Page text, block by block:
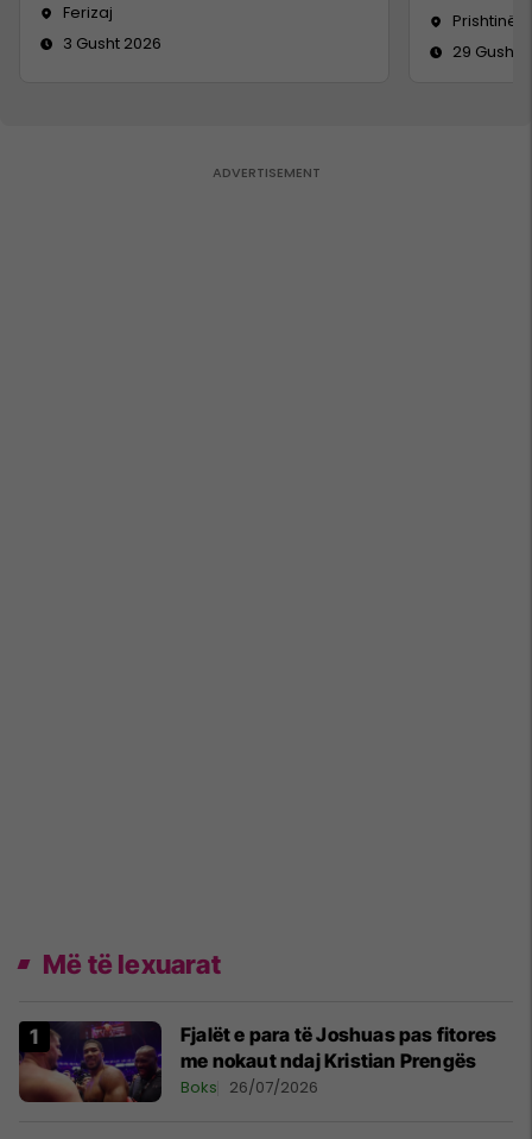
Ferizaj
3 Gusht 2026
Prishtinë
29 Gusht
Më të lexuarat
Fjalët e para të Joshuas pas fitores
me nokaut ndaj Kristian Prengës
Boks 26/07/2026